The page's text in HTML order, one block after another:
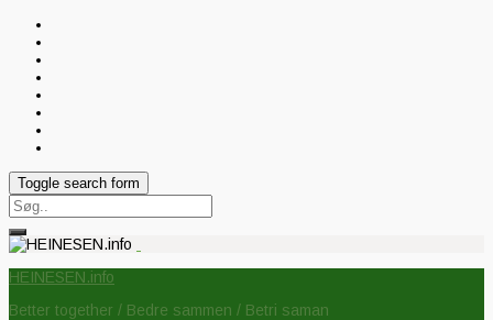
Toggle search form
Search
for:
HEINESEN.info
Better together / Bedre sammen / Betri saman